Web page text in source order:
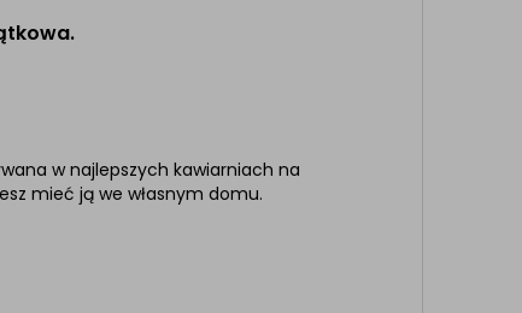
w najlepszych kawiarniach na
mieć ją we własnym domu.